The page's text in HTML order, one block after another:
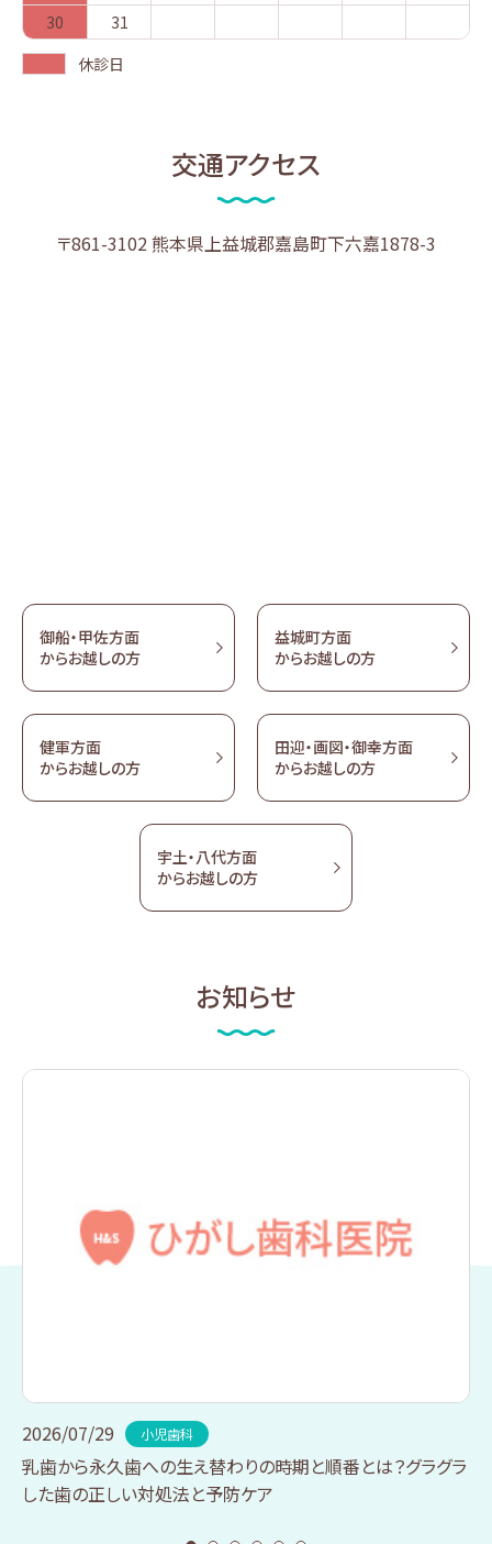
30
31
休診日
交通アクセス
〒861-3102 熊本県上益城郡嘉島町下六嘉1878-3
御船・甲佐方面
からお越しの方
益城町方面
からお越しの方
健軍方面
からお越しの方
田迎・画図・御幸方面
からお越しの方
宇土・八代方面
からお越しの方
お知らせ
2026/07/29 小児歯科
乳歯から永久歯への生え替わりの時期と順番とは？グラグラ
した歯の正しい対処法と予防ケア